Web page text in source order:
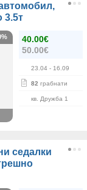
3.5т
40.00€
50.00€
23.04 - 16.09
82 грабнати
кв. Дружба 1
седалки